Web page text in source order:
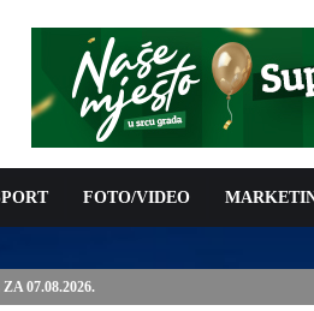
FOTO/VIDEO
6,9 MILIONA KM ZA